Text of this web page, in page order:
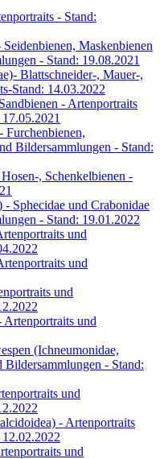
- Stand:
Maskenbienen
- Stand: 19.08.2021
Blattschneider-, Mauer-,
Stand: 14.03.2022
- Artenportraits
Furchenbienen,
Bildersammlungen - Stand:
, Schenkelbienen -
Sphecidae und Crabonidae
- Stand: 19.01.2022
und
und
und
und
(Ichneumonidae,
- Stand:
und
- Artenportraits
und